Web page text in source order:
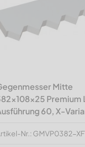
Mitte
Premium
60, X-
Nr.: GMVP0382-